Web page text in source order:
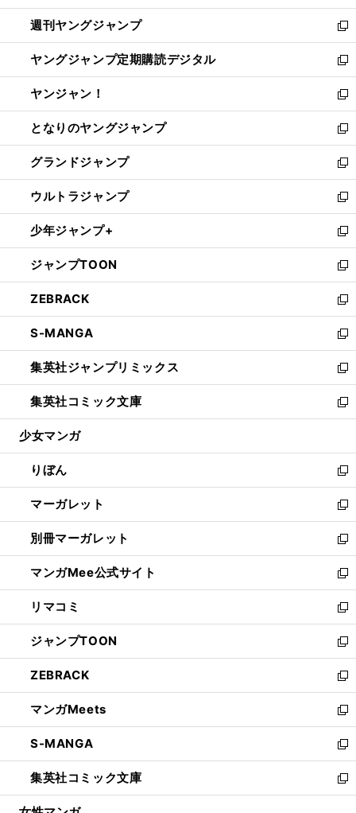
開
く
ウ
で
開
く
ン
ド
ウ
で
開
く
ウ
ィ
ン
ド
ウ
で
開
く
週刊ヤングジャンプ
新
し
い
ウ
ィ
ン
ド
ウ
で
開
く
ヤングジャンプ定期購読デジタル
新
し
い
ウ
ィ
ン
ド
ウ
で
開
く
ヤンジャン！
新
し
い
ウ
ィ
ン
ド
ウ
で
開
く
となりのヤングジャンプ
新
し
い
ウ
ィ
ン
ド
ウ
で
開
く
グランドジャンプ
新
し
い
ウ
ィ
ン
ド
ウ
で
開
く
ウルトラジャンプ
新
し
い
ウ
ィ
ン
ド
ウ
で
開
く
少年ジャンプ+
新
し
い
ウ
ィ
ン
ド
ウ
で
開
く
ジャンプTOON
新
し
い
ウ
ィ
ン
ド
ウ
で
開
ZEBRACK
新
し
い
ウ
ィ
ン
ド
ウ
開
く
S-MANGA
新
し
い
ウ
ィ
ン
ウ
で
開
く
集英社ジャンプリミックス
新
し
い
ウ
ン
ド
ウ
で
開
く
集英社コミック文庫
新
し
ウ
ィ
ン
ド
ウ
で
開
く
少女マンガ
りぼん
新
し
い
ウ
ィ
ン
ド
ウ
で
開
く
マーガレット
新
し
い
ウ
ィ
ン
ド
ウ
で
開
く
別冊マーガレット
新
し
い
ウ
ィ
ン
ド
ウ
で
開
く
マンガMee公式サイト
新
し
い
ウ
ィ
ン
ド
ウ
で
開
く
リマコミ
新
し
い
ウ
ィ
ン
ド
ウ
で
開
く
ジャンプTOON
新
し
い
ウ
ィ
ン
ド
ウ
で
開
ZEBRACK
新
し
い
ウ
ィ
ン
ド
ウ
マンガMeets
新
し
い
ウ
ィ
ン
S-MANGA
新
し
い
ウ
集英社コミック文庫
新
し